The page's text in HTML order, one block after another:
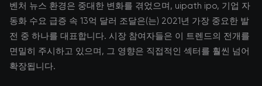
벤처 뉴스 환경은 중대한 변화를 겪었으며, uipath ipo, 기업 자
동화 수요 급증 속 13억 달러 조달은(는) 2021년 가장 중요한 발
전 중 하나를 대표합니다. 시장 참여자들은 이 트렌드의 전개를
면밀히 주시하고 있으며, 그 영향은 직접적인 섹터를 훨씬 넘어
확장됩니다.